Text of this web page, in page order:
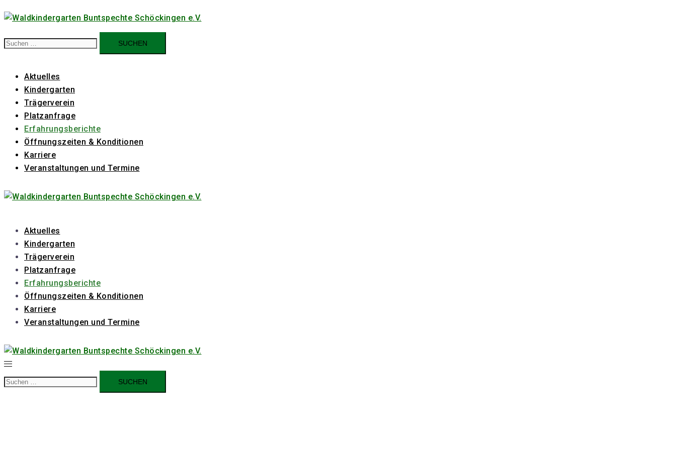
Zum
Inhalt
springen
Suchen
nach:
Aktuelles
Kindergarten
Trägerverein
Platzanfrage
Erfahrungsberichte
Öffnungszeiten & Konditionen
Karriere
Veranstaltungen und Termine
Aktuelles
Kindergarten
Trägerverein
Platzanfrage
Erfahrungsberichte
Öffnungszeiten & Konditionen
Karriere
Veranstaltungen und Termine
Suchen
nach: